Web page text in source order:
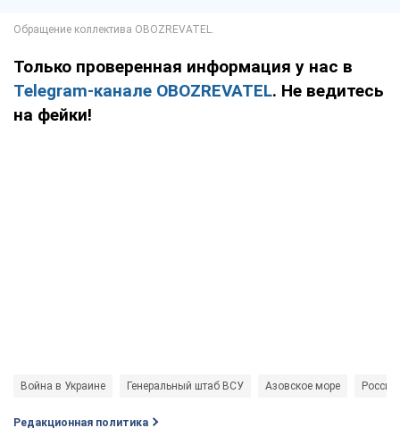
Только проверенная информация у нас в
Telegram-канале OBOZREVATEL. Не ведитесь
на фейки!
Война в Украине Генеральный штаб ВСУ Азовское море Россия
Редакционная политика